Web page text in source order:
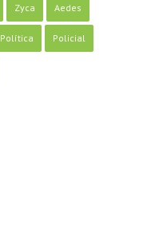
Zyca Aedes
Política Policial